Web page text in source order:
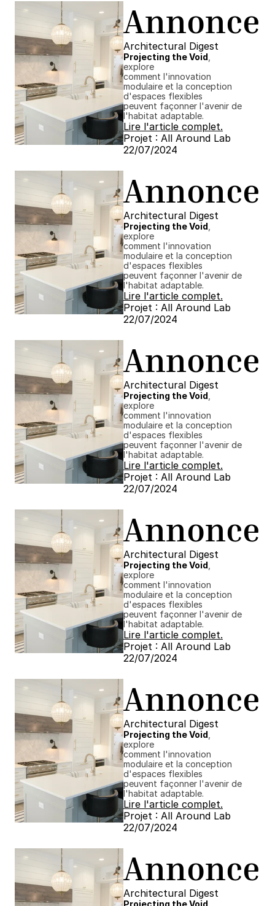
Annonce
Architectural Digest
Projecting the Void
explore
comment l'innovation
modulaire et la conception
d'espaces flexibles
peuvent façonner l'avenir de
l'habitat adaptable.
Lire l'article complet.
Projet : All Around Lab
22/07/2024 ​​
Annonce
Architectural Digest
Projecting the Void
explore
comment l'innovation
modulaire et la conception
d'espaces flexibles
peuvent façonner l'avenir de
l'habitat adaptable.
Lire l'article complet.
Projet : All Around Lab
22/07/2024 ​​
Annonce
Architectural Digest
Projecting the Void
explore
comment l'innovation
modulaire et la conception
d'espaces flexibles
peuvent façonner l'avenir de
l'habitat adaptable.
Lire l'article complet.
Projet : All Around Lab
22/07/2024 ​​
Annonce
Architectural Digest
Projecting the Void
explore
comment l'innovation
modulaire et la conception
d'espaces flexibles
peuvent façonner l'avenir de
l'habitat adaptable.
Lire l'article complet.
Projet : All Around Lab
22/07/2024 ​​
Annonce
Architectural Digest
Projecting the Void
explore
comment l'innovation
modulaire et la conception
d'espaces flexibles
peuvent façonner l'avenir de
l'habitat adaptable.
Lire l'article complet.
Projet : All Around Lab
22/07/2024 ​​
Annonce
Architectural Digest
Projecting the Void